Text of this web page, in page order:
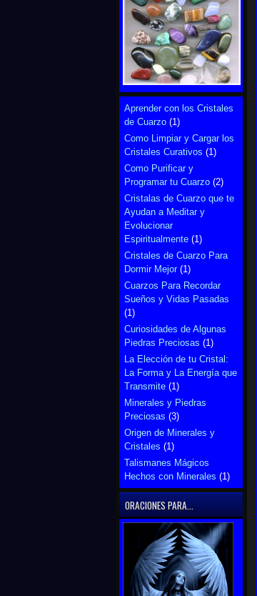
Aprender con los Cristales
de Cuarzo (1)
Como Limpiar y Cargar los
Cristales Curativos (1)
Como Purificar y
Programar tu Cuarzo (2)
Cristalas de Cuarzo que te
Ayudan a Meditar y
Evolucionar
Espiritualmente (1)
Cristales de Cuarzo Para
Dormir Mejor (1)
Cuarzos Para Recordar
Sueños y Vidas Pasadas
(1)
Curiosidades de Algunas
Piedras Preciosas (1)
La Elección de tu Cristal:
La Forma y La Energía que
Transmite (1)
Minerales y Piedras
Preciosas (3)
Origen de Minerales y
Cristales (1)
Talismanes Mágicos
Hechos con Minerales (1)
ORACIONES PARA...